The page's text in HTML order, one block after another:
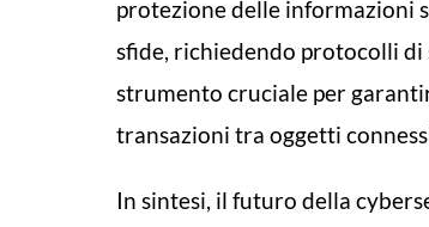
protezione delle informazioni
sfide, richiedendo protocolli di
strumento cruciale per
transazioni tra oggetti
In sintesi, il futuro della